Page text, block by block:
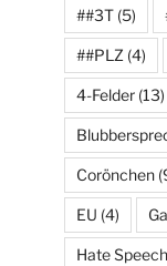
##3T(5)
##PLZ (4)
4-Felder(13)
Corönchen
EU (4)
Hate Speech